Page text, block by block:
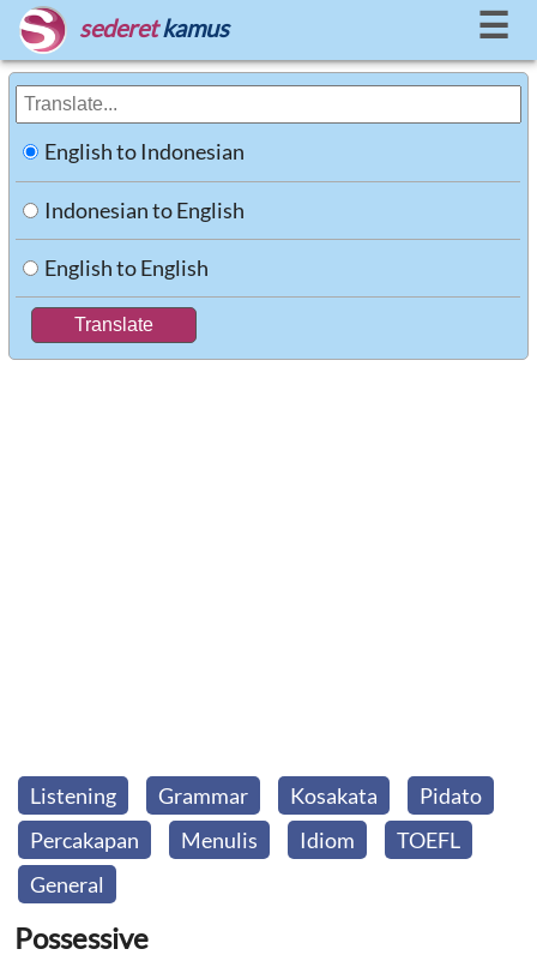
sederet kamus ☰
English to Indonesian
Indonesian to English
English to English
Listening Grammar Kosakata
Pidato
Percakapan
Menulis Idiom
TOEFL
General
Possessive